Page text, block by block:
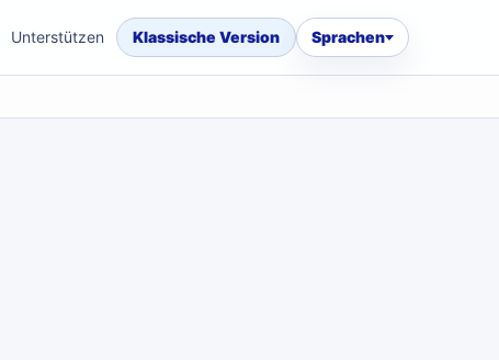
Unterstützen Klassische Version Sprachen